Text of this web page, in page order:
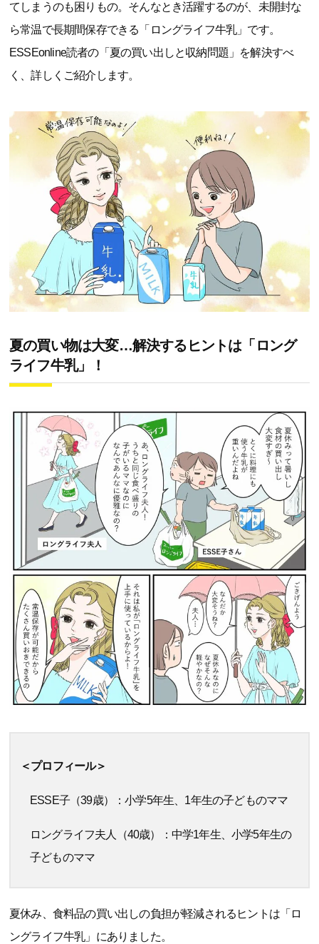
てしまうのも困りもの。そんなとき活躍するのが、未開封な
ら常温で長期間保存できる「ロングライフ牛乳」です。
ESSEonline読者の「夏の買い出しと収納問題」を解決すべ
く、詳しくご紹介します。
夏の買い物は大変…解決するヒントは「ロング
ライフ牛乳」！
＜プロフィール＞
ESSE子（39歳）：小学5年生、1年生の子どものママ
ロングライフ夫人（40歳）：中学1年生、小学5年生の
子どものママ
夏休み、食料品の買い出しの負担が軽減されるヒントは「ロ
ングライフ牛乳」にありました。